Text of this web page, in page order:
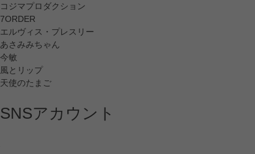
コジマプロダクション
7ORDER
エルヴィス・プレスリー
あさみみちゃん
今敏
風とリップ
天使のたまご
SNSアカウント